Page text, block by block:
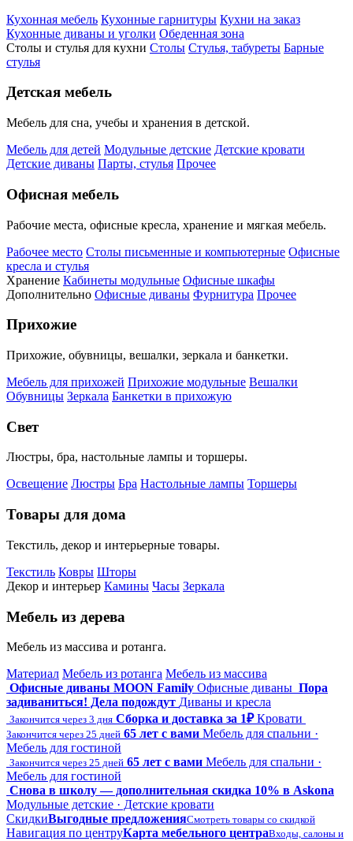
Кухонная мебель Кухонные гарнитуры Кухни на заказ
Кухонные диваны и уголки Обеденная зона
Столы и стулья для кухни Столы Стулья, табуреты Барные
стулья
Детская мебель
Мебель для сна, учебы и хранения в детской.
Мебель для детей Модульные детские Детские кровати
Детские диваны Парты, стулья Прочее
Офисная мебель
Рабочие места, офисные кресла, хранение и мягкая мебель.
Рабочее место Столы письменные и компьютерные Офисные
кресла и стулья
Хранение Кабинеты модульные Офисные шкафы
Дополнительно Офисные диваны Фурнитура Прочее
Прихожие
Прихожие, обувницы, вешалки, зеркала и банкетки.
Мебель для прихожей Прихожие модульные Вешалки
Обувницы Зеркала Банкетки в прихожую
Свет
Люстры, бра, настольные лампы и торшеры.
Освещение Люстры Бра Настольные лампы Торшеры
Товары для дома
Текстиль, декор и интерьерные товары.
Текстиль Ковры Шторы
Декор и интерьер Камины Часы Зеркала
Мебель из дерева
Мебель из массива и ротанга.
Материал Мебель из ротанга Мебель из массива
Офисные диваны MOON Family Офисные диваны Пора
задиваниться! Дела подождут Диваны и кресла
Закончится через 3 дня Сборка и доставка за 1₽ Кровати
Закончится через 25 дней 65 лет с вами Мебель для спальни ·
Мебель для гостиной
Закончится через 25 дней 65 лет с вами Мебель для спальни ·
Мебель для гостиной
Снова в школу — дополнительная скидка 10% в Askona
Модульные детские · Детские кровати
СкидкиВыгодные предложенияСмотреть товары со скидкой
Навигация по центруКарта мебельного центраВходы, салоны и